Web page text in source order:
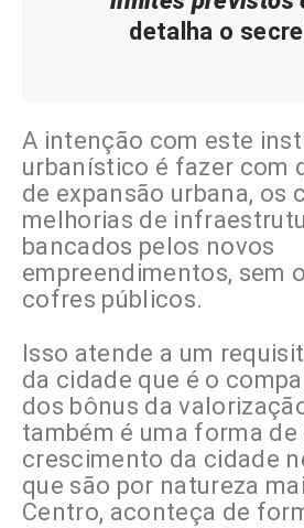
detalha o
A intenção com este
urbanístico é fazer com
de expansão urbana, os
melhorias de
bancados pelos novos
empreendimentos, sem
cofres públicos.
Isso atende a um
da cidade que é o
dos bônus da
também é uma forma
crescimento da cidade
que são por natureza
Centro, aconteça de